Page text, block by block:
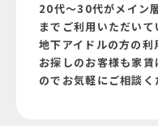
20代～30代がメイン
までご利用いただい
地下アイドルの方の
お探しのお客様も家
のでお気軽にご相談く